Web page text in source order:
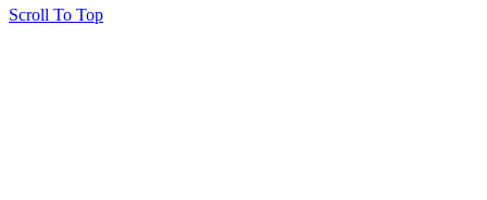
Scroll To Top